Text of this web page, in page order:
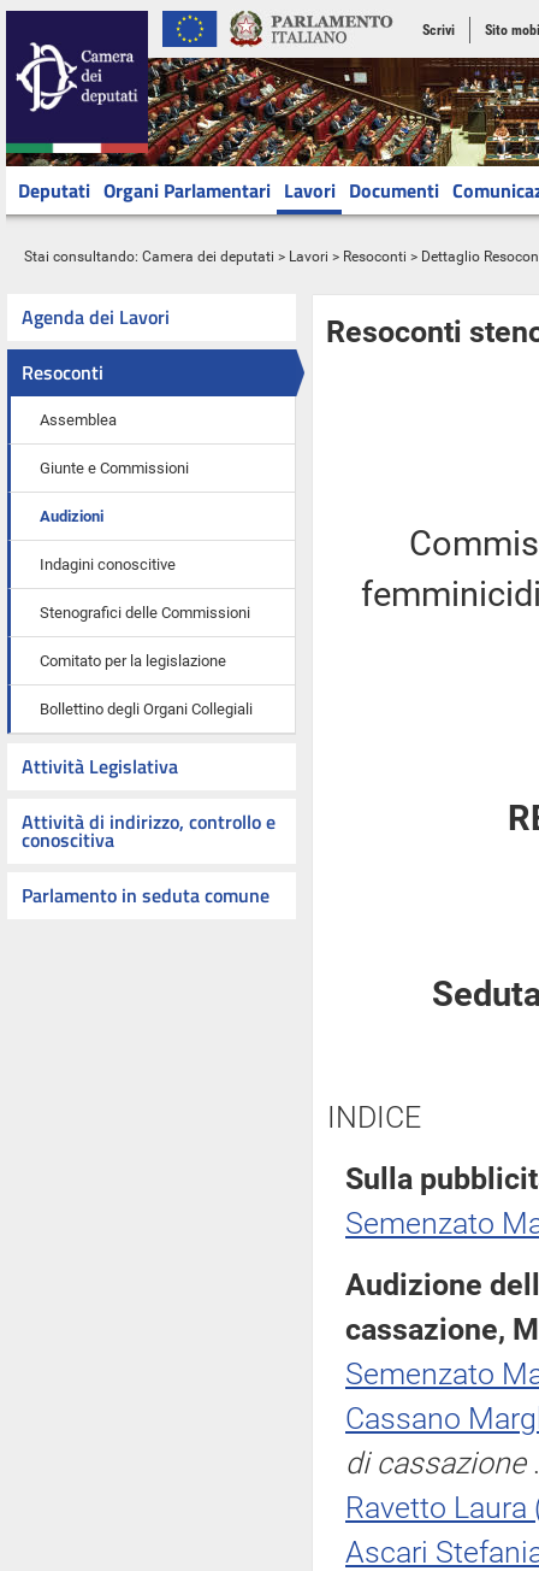
Scrivi Sito
Deputati Organi Parlamentari Lavori Documenti
Stai consultando: Camera dei deputati > Lavori > Resoconti > Dettaglio
Agenda dei Lavori
Resoconti
Assemblea
Giunte e Commissioni
Audizioni
Indagini conoscitive
Stenografici delle Commissioni
Comitato per la legislazione
Bollettino degli Organi Collegiali
Attività Legislativa
Attività di indirizzo, controllo e
conoscitiva
Parlamento in seduta comune
Resoconti
INDICE
Sulla
Semenzato
Audizione
cassazione,
Semenzato
Cassano
di cassazione
Ravetto Laura
Ascari